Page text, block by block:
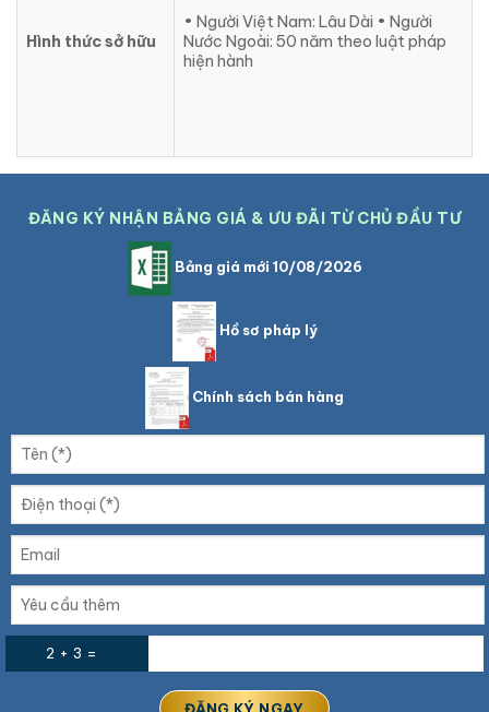
Hình thức sở hữu
• Người Việt Nam: Lâu Dài • Người
Nước Ngoài: 50 năm theo luật pháp
hiện hành
ĐĂNG KÝ NHẬN BẢNG GIÁ & ƯU ĐÃI TỪ CHỦ ĐẦU TƯ
Bảng giá mới 10/08/2026
Hồ sơ pháp lý
Chính sách bán hàng
2 + 3 =